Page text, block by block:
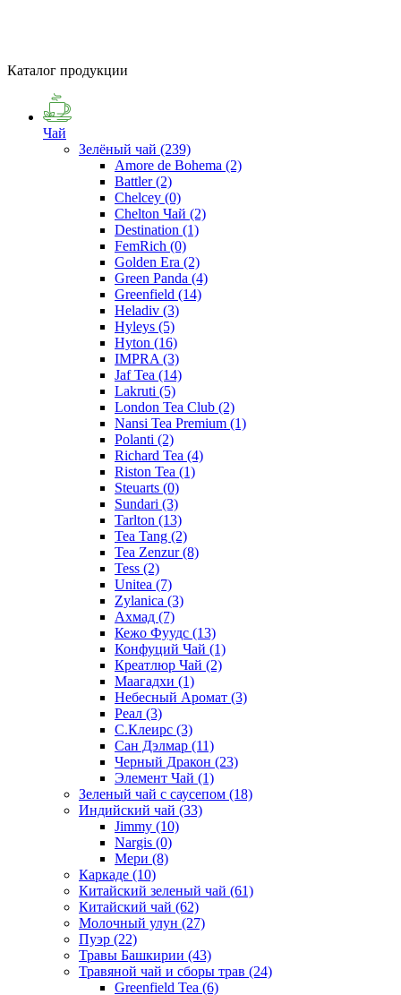
Каталог продукции
Чай
Зелёный чай (239)
Amore de Bohema (2)
Battler(2)
Chelcey (0)
Chelton Чай (2)
Destination (1)
FemRich (0)
Golden Era (2)
Green Panda (4)
Greenfield (14)
Heladiv (3)
Hyleys (5)
Hyton (16)
IMPRA (3)
Jaf Tea (14)
Lakruti (5)
London Tea Club (2)
Nansi Tea Premium (1)
Polanti (2)
Richard Tea (4)
Riston Tea (1)
Steuarts (0)
Sundari (3)
Tarlton (13)
Tea Tang (2)
Tea Zenzur(8)
Tess (2)
Unitea (7)
Zylanica (3)
Ахмад (7)
Кежо Фуудс (13)
Конфуций Чай (1)
Креатлюр Чай (2)
Маагадхи (1)
Небесный Аромат (3)
Реал (3)
С.Клеирс (3)
Сан Дэлмар (11)
Черный Дракон (23)
Элемент Чай (1)
Зеленый чай с саусепом (18)
Индийский чай (33)
Jimmy (10)
Nargis (0)
Мери (8)
Каркаде (10)
Китайский зеленый чай (61)
Китайский чай (62)
Молочный улун (27)
Пуэр (22)
Травы Башкирии (43)
Травяной чай и сборы трав (24)
Greenfield Tea (6)